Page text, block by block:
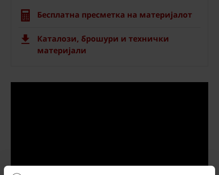
Бесплатна пресметка на материјалот
Каталози, брошури и технички
материјали